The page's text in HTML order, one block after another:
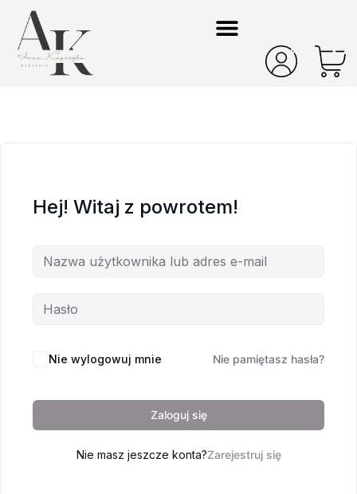
Hej! Witaj z powrotem!
Nie wylogowuj mnie Nie pamiętasz hasła?
Zaloguj się
Nie masz jeszcze konta?Zarejestruj się